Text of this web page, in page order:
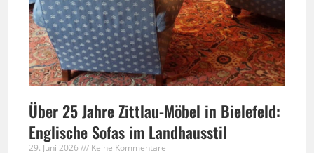
Über 25 Jahre Zittlau-Möbel in Bielefeld:
Englische Sofas im Landhausstil
29. Juni 2026 Keine Kommentare